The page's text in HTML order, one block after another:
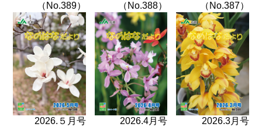
（No.389）
（No.388）
（No.387）
2026.５月号
2026.4月号
2026.3月号